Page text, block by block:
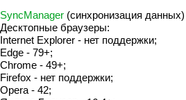
SyncManager (синхронизация данных)
Десктопные браузеры:
Internet Explorer - нет поддержки;
Edge - 79+;
Chrome - 49+;
Firefox - нет поддержки;
Opera - 42;